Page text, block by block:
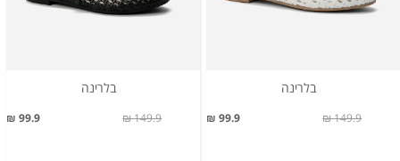
בלרינה
99.9 ₪ 149.9 ₪
בלרינה
99.9 ₪ 149.9 ₪